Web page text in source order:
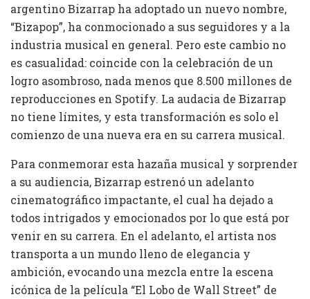
argentino Bizarrap ha adoptado un nuevo nombre,
“Bizapop”, ha conmocionado a sus seguidores y a la
industria musical en general. Pero este cambio no
es casualidad: coincide con la celebración de un
logro asombroso, nada menos que 8.500 millones de
reproducciones en Spotify. La audacia de Bizarrap
no tiene límites, y esta transformación es solo el
comienzo de una nueva era en su carrera musical.
Para conmemorar esta hazaña musical y sorprender
a su audiencia, Bizarrap estrenó un adelanto
cinematográfico impactante, el cual ha dejado a
todos intrigados y emocionados por lo que está por
venir en su carrera. En el adelanto, el artista nos
transporta a un mundo lleno de elegancia y
ambición, evocando una mezcla entre la escena
icónica de la película “El Lobo de Wall Street” de